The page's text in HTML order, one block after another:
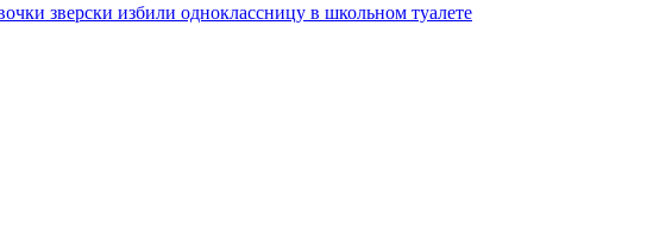
зверски избили одноклассницу в школьном туалете